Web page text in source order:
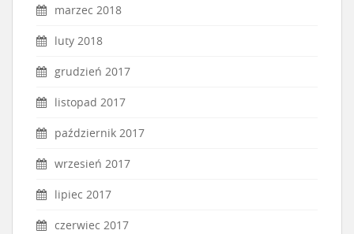
marzec 2018
luty 2018
grudzień 2017
listopad 2017
październik 2017
wrzesień 2017
lipiec 2017
czerwiec 2017